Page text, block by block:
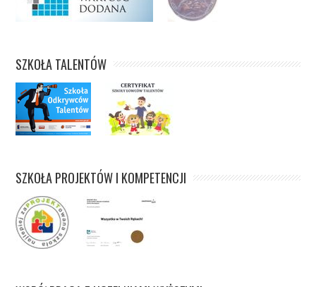
SZKOŁA TALENTÓW
SZKOŁA PROJEKTÓW I KOMPETENCJI